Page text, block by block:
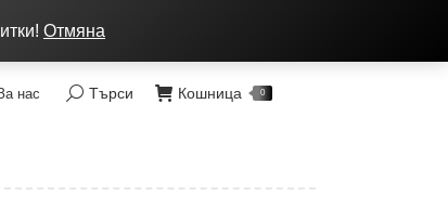
нас Search:
Търси Кошница 0
Отмяна